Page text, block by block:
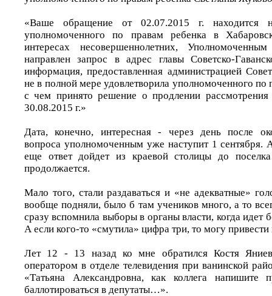
«Ваше обращение от 02.07.2015 г. находится
уполномоченного по правам ребенка в
интересах несовершеннолетних,
направлен запрос в адрес главы Советско-
информация, предоставленная администрацией
не в полной мере удовлетворила уполномоченного по
с чем принято решение о продлении
30.08.2015 г.»
Дата, конечно, интересная - через день после
вопроса уполномоченным уже наступит 1 сентября.
еще ответ дойдет из краевой столицы до
продолжается.
Мало того, стали раздаваться и «не адекватные»
вообще подняли, было б там учеников много, а то
сразу вспомнила выборы в органы власти, когда идет
А если кого-то «смутила» цифра три, то могу
Лет 12 - 13 назад ко мне обратился Костя
оператором в отделе телевидения при ванинской
«Татьяна Александровна, как коллега
баллотироваться в депутаты…».